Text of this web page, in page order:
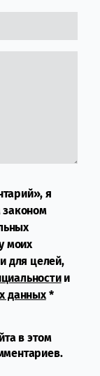
я
моих
для целей,
и
данных*
в этом